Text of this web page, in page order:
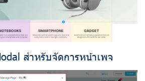
สำหรับจัดการหน้าเพจ